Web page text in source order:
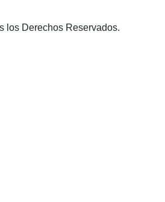
los Derechos Reservados.